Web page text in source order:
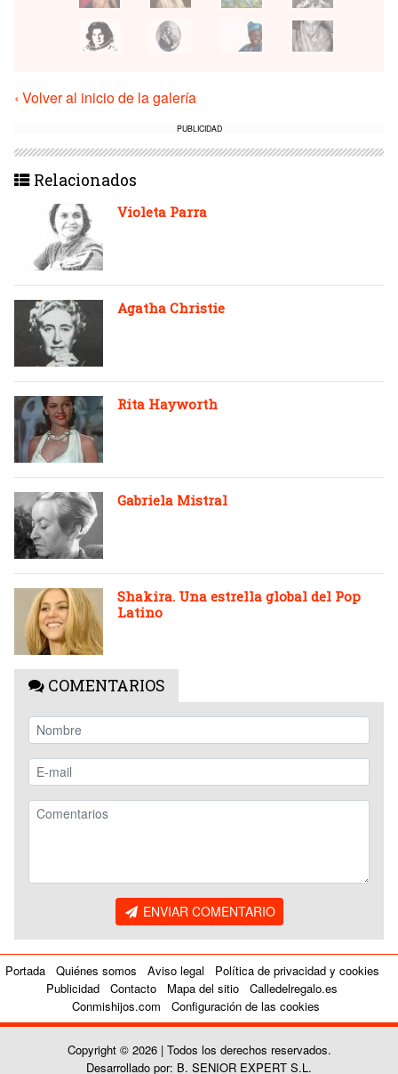
‹ Volver al inicio de la galería
PUBLICIDAD
Relacionados
Violeta Parra
Agatha Christie
Rita Hayworth
Gabriela Mistral
Shakira. Una estrella global del Pop
Latino
COMENTARIOS
ENVIAR COMENTARIO
Portada Quiénes somos Aviso legal
Política de privacidad y cookies
Publicidad
Contacto Mapa del sitio
Calledelregalo.es
Conmishijos.com
Configuración de las cookies
Copyright © 2026 | Todos los derechos reservados.
Desarrollado por: B. SENIOR EXPERT S.L.